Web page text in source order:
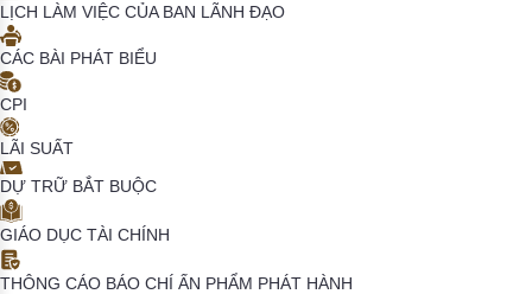
LỊCH LÀM VIỆC CỦA BAN LÃNH ĐẠO
CÁC BÀI PHÁT BIỂU
CPI
LÃI SUẤT
DỰ TRỮ BẮT BUỘC
GIÁO DỤC TÀI CHÍNH
THÔNG CÁO BÁO CHÍ ẤN PHẨM PHÁT HÀNH